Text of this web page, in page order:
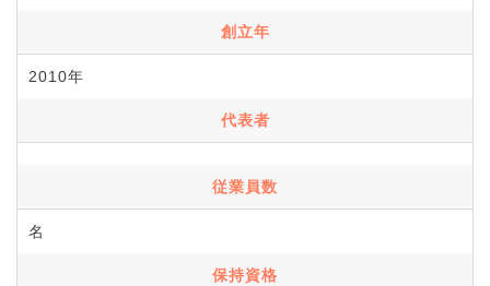
創立年
2010年
代表者
従業員数
名
保持資格